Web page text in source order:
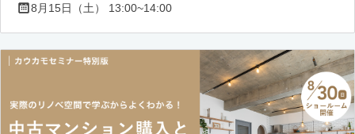
8月15日（土） 13:00~14:00